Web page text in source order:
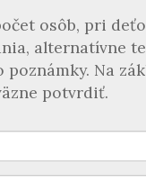
osôb, pri
alternatívne
Na
potvrdiť.